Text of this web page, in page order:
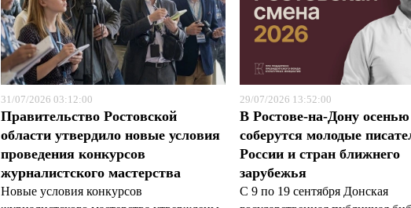
31/07/2026 03:12:00
Правительство Ростовской
области утвердило новые условия
проведения конкурсов
журналистского мастерства
Новые условия конкурсов
29/07/2026 13:52:00
В Ростове-на-Дону осенью
соберутся молодые
России и стран ближнего
зарубежья
С 9 по 19 сентября Донская